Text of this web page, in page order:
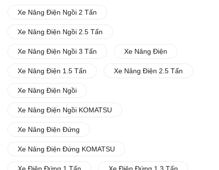
Xe Nâng Điện Ngồi 2 Tấn
Xe Nâng Điện Ngồi 2.5 Tấn
Xe Nâng Điện Ngồi 3 Tấn Xe Nâng Điện
Xe Nâng Điện 1.5 Tấn Xe Nâng Điện 2.5 Tấn
Xe Nâng Điện Ngồi
Xe Nâng Điện Ngồi KOMATSU
Xe Nâng Điện Đứng
Xe Nâng Điện Đứng KOMATSU